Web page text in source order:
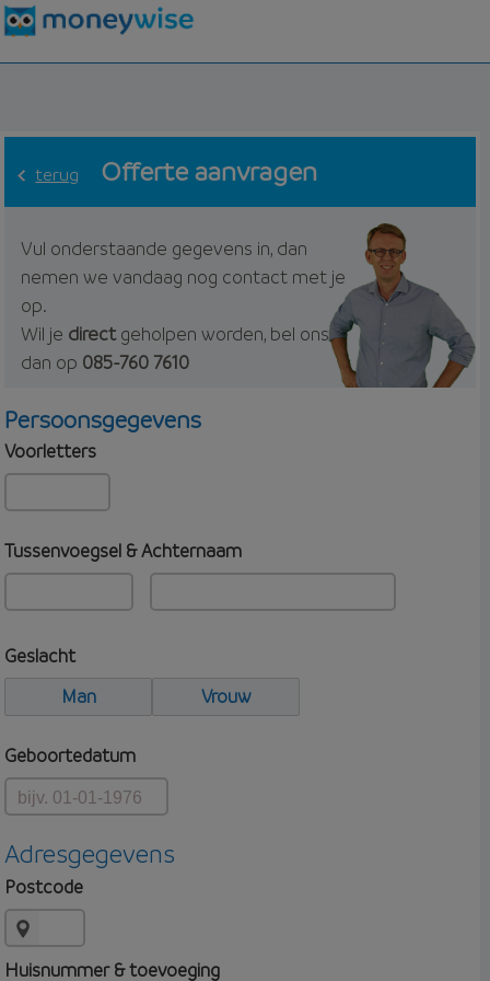
terug Offerte aanvragen
Vul onderstaande gegevens in, dan
nemen we vandaag nog contact met je
op.
Wil je directgeholpen worden, bel ons
dan op 085-760 7610
Persoonsgegevens
Voorletters
Tussenvoegsel & Achternaam
Geslacht
Man
Vrouw
Geboortedatum
Adresgegevens
Postcode
Huisnummer & toevoeging